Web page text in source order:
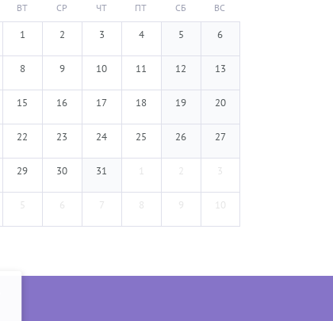
ВТ СР ЧТ ПТ СБ ВС
1 2 3 4 5 6
8 9 10 11 12 13
15 16 17 18 19 20
22 23 24 25 26 27
29 30 31 1 2 3
5 6 7 8 9 10